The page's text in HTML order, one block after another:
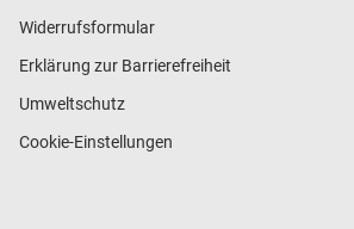
Widerrufsformular
Erklärung zur Barrierefreiheit
Umweltschutz
Cookie-Einstellungen